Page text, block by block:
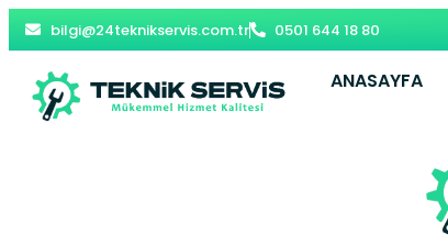
bilgi@24teknikservis.com.tr 0501 644 18 80
ANASAYFA